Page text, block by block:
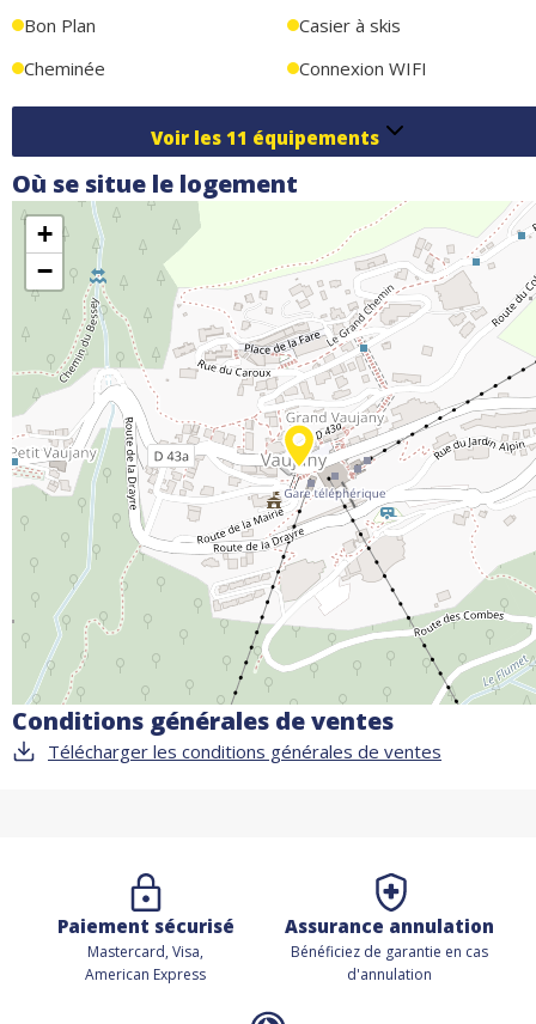
tracas !
Bon Plan
Casier à skis
Cheminée
Connexion WIFI
Voir les 11 équipements
Où se situe le logement
+
−
Conditions générales de ventes
Télécharger les conditions générales de ventes
Paiement sécurisé
Mastercard, Visa,
American Express
Assurance annulation
Bénéficiez de garantie en cas
d'annulation